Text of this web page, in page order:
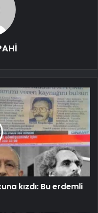
kızdı: Bu erdemli